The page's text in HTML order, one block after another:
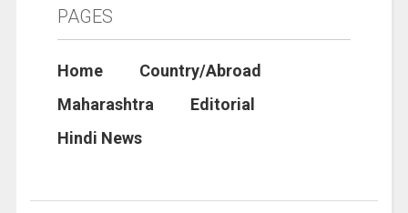
PAGES
Home
Country/Abroad
Maharashtra
Editorial
Hindi News